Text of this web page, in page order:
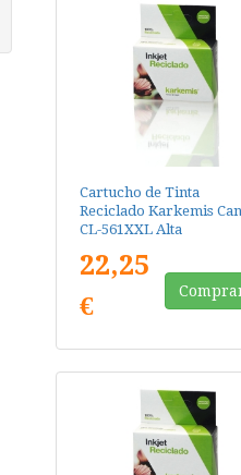
Cartucho de Tinta
Reciclado Karkemis
CL-561XXL Alta
22,25
€